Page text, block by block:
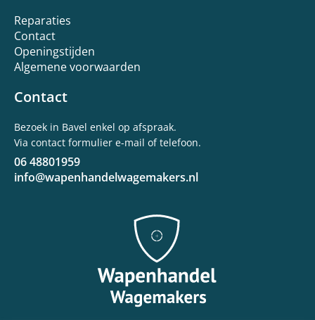
Reparaties
Contact
Openingstijden
Algemene voorwaarden
Contact
Bezoek in Bavel enkel op afspraak.
Via contact formulier e-mail of telefoon.
06 48801959
info@wapenhandelwagemakers.nl